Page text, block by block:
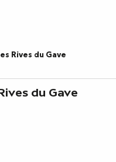
Rives du Gave
du Gave